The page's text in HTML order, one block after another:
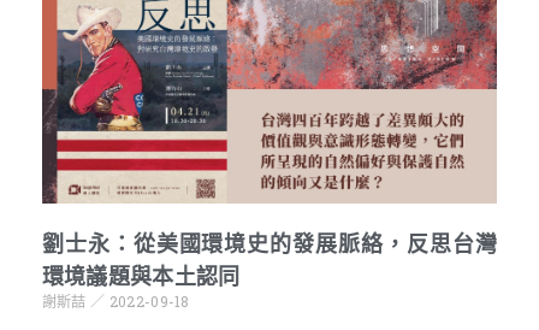
劉士永：從美國環境史的發展脈絡，反思台灣
環境議題與本土認同
謝斯喆 2022-09-18